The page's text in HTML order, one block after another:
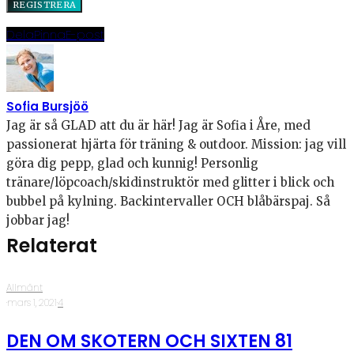
DelaPinnaE-post
Sofia Bursjöö
Jag är så GLAD att du är här! Jag är Sofia i Åre, med
passionerat hjärta för träning & outdoor. Mission: jag vill
göra dig pepp, glad och kunnig! Personlig
tränare/löpcoach/skidinstruktör med glitter i blick och
bubbel på kylning. Backintervaller OCH blåbärspaj. Så
jobbar jag!
Relaterat
Allmänt
·mars 1, 2021·4
DEN OM SKOTERN OCH SIXTEN 81